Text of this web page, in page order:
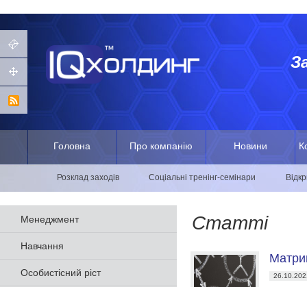
Головна Про компанію Новини
Розклад заходів Соціальні тренінг-семінари
Менеджмент
Навчання
Особистісний ріст
Статті